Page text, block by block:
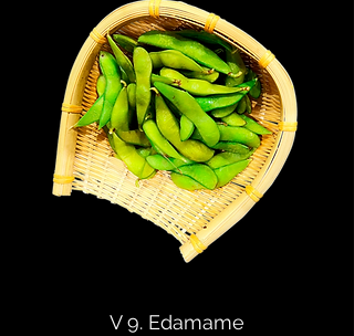
V 9. Edamame